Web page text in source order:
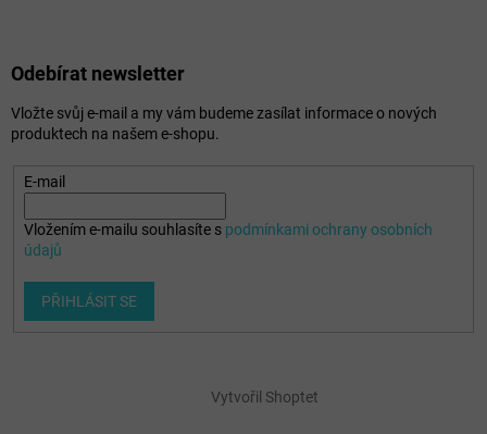
Odebírat newsletter
Vložte svůj e-mail a my vám budeme zasílat informace o nových
produktech na našem e-shopu.
E-mail
Vložením e-mailu souhlasíte s podmínkami ochrany osobních
údajů
PŘIHLÁSIT SE
Vytvořil Shoptet